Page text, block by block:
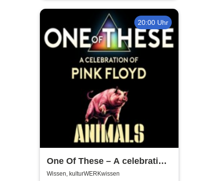
20:00 Uhr
One Of These – A celebration
of Pink Floyd / Animals-Tour
Wissen, kulturWERKwissen